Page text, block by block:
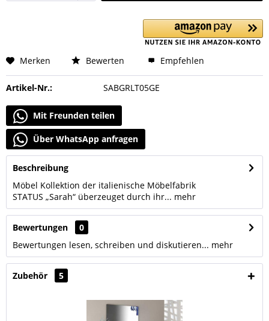
Merken Bewerten Empfehlen
Artikel-Nr.: SABGRLT05GE
Mit Freunden teilen
Über WhatsApp anfragen
Beschreibung
Möbel Kollektion der italienische Möbelfabrik
STATUS „Sarah“ überzeuget durch ihr... mehr
Bewertungen
0
Bewertungen lesen, schreiben und diskutieren... mehr
Zubehör 5